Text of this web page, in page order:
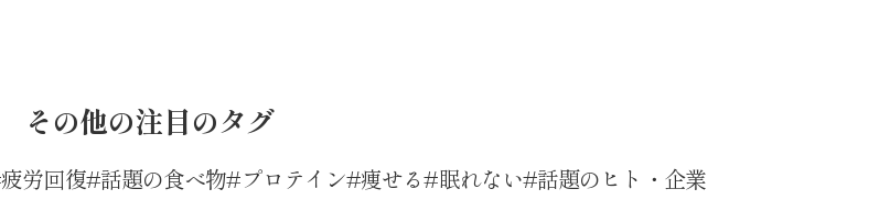
その他の注目のタグ
疲労回復 話題の食べ物 プロテイン 痩せる 眠れない 話題のヒト・企業